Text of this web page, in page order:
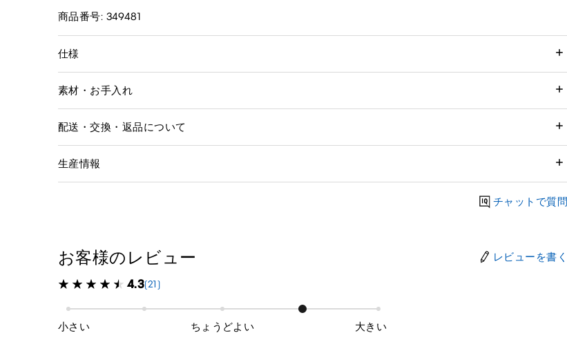
商品番号: 349481
仕様
素材・お手入れ
配送・交換・返品について
生産情報
チャットで質問
お客様のレビュー レビューを書く
4.3(21)
小さい ちょうどよい 大きい